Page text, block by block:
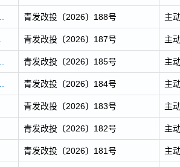
青发改投〔2026〕188号 主
青发改投〔2026〕187号 主
青发改投〔2026〕185号 主
青发改投〔2026〕184号 主
青发改投〔2026〕183号 主
青发改投〔2026〕182号 主
青发改投〔2026〕181号 主